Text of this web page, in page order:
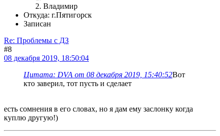
Владимир
Откуда: г.Пятигорск
Записан
Re: Проблемы с ДЗ
#8
08 декабря 2019, 18:50:04
Цитата: DVA от 08 декабря 2019, 15:40:52Вот
кто заверил, тот пусть и сделает
есть сомнения в его словах, но я дам ему заслонку когда
куплю другую!)